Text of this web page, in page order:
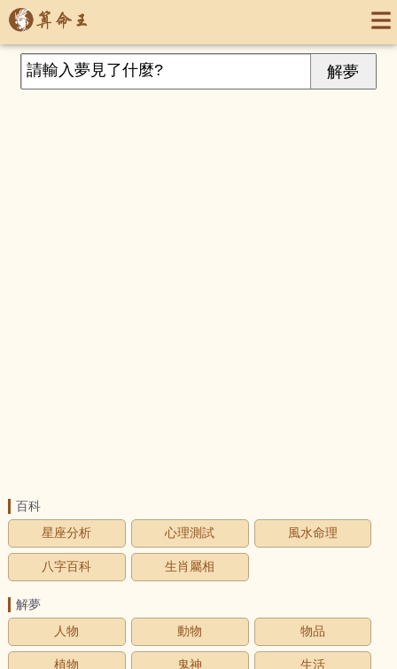
百科
星座分析
心理測試 風水命理
八字百科 生肖屬相
解夢
人物
動物 物品
植物 鬼神 生活